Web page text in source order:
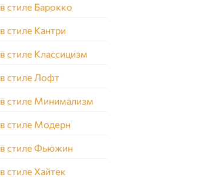
стиле Барокко
стиле Кантри
стиле Классицизм
стиле Лофт
стиле Минимализм
стиле Модерн
стиле Фьюжин
стиле Хайтек